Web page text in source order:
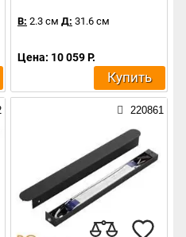
В: 2.3 см Д: 31.6 см
Цена: 10 059 Р.
Купить
220861